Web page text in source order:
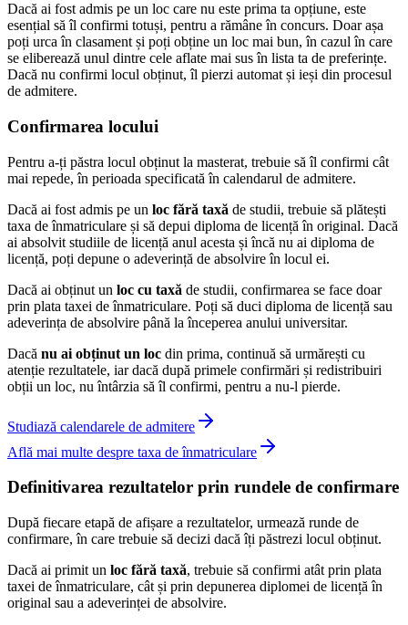
Dacă ai fost admis pe un loc care nu este prima ta opțiune, este
esențial să îl confirmi totuși, pentru a rămâne în concurs. Doar așa
poți urca în clasament și poți obține un loc mai bun, în cazul în care
se eliberează unul dintre cele aflate mai sus în lista ta de preferințe.
Dacă nu confirmi locul obținut, îl pierzi automat și ieși din procesul
de admitere.
Confirmarea locului
Pentru a-ți păstra locul obținut la masterat, trebuie să îl confirmi cât
mai repede, în perioada specificată în calendarul de admitere.
Dacă ai fost admis pe un loc fără taxă de studii, trebuie să plătești
taxa de înmatriculare și să depui diploma de licență în original. Dacă
ai absolvit studiile de licență anul acesta și încă nu ai diploma de
licență, poți depune o adeverință de absolvire în locul ei.
Dacă ai obținut un loc cu taxă de studii, confirmarea se face doar
prin plata taxei de înmatriculare. Poți să duci diploma de licență sau
adeverința de absolvire până la începerea anului universitar.
Dacă nu ai obținut un loc din prima, continuă să urmărești cu
atenție rezultatele, iar dacă după primele confirmări și redistribuiri
obții un loc, nu întârzia să îl confirmi, pentru a nu-l pierde.
Studiază calendarele de admitere
Află mai multe despre taxa de înmatriculare
Definitivarea rezultatelor prin rundele de confirmare
După fiecare etapă de afișare a rezultatelor, urmează runde de
confirmare, în care trebuie să decizi dacă îți păstrezi locul obținut.
Dacă ai primit un loc fără taxă, trebuie să confirmi atât prin plata
taxei de înmatriculare, cât și prin depunerea diplomei de licență în
original sau a adeverinței de absolvire.